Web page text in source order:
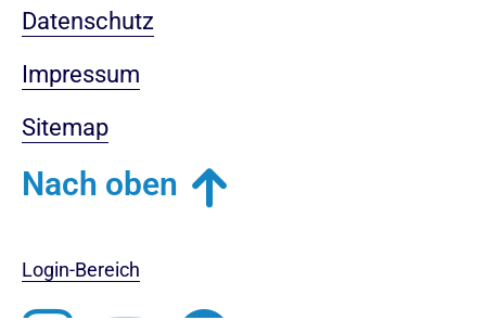
Datenschutz
Impressum
Sitemap
Nach oben
Login-Bereich